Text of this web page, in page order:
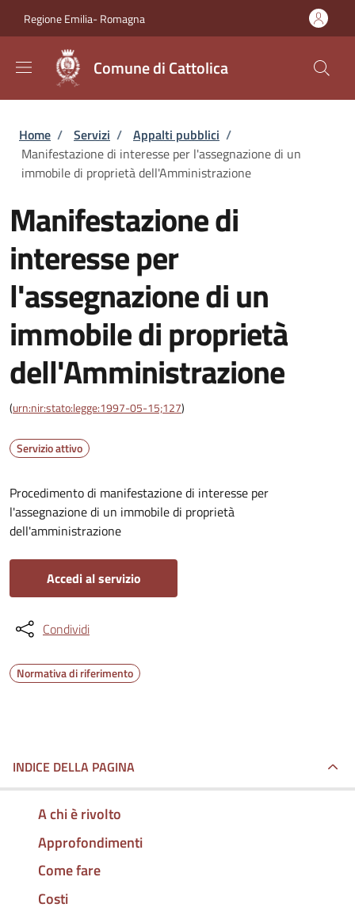
Regione Emilia- Romagna
Comune di Cattolica
Briciole di pane
Home / Servizi / Appalti pubblici /
Manifestazione di interesse per l'assegnazione di un
immobile di proprietà dell'Amministrazione
Manifestazione di
interesse per
l'assegnazione di un
immobile di proprietà
dell'Amministrazione
(urn:nir:stato:legge:1997-05-15;127)
Servizio attivo
Procedimento di manifestazione di interesse per
l'assegnazione di un immobile di proprietà
dell'amministrazione
Accedi al servizio
Condividi
Normativa di riferimento
INDICE DELLA PAGINA
A chi è rivolto
Approfondimenti
Come fare
Costi